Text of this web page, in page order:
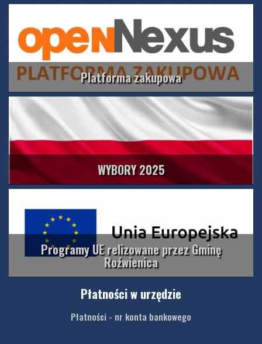
Platforma zakupowa
WYBORY 2025
Programy UE relizowane przez Gminę
Roźwienica
Płatności w urzędzie
Płatności - nr konta bankowego